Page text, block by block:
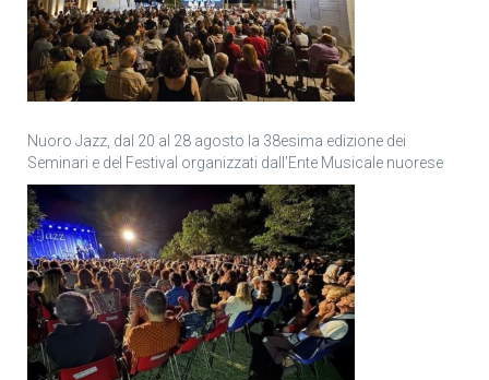
Nuoro Jazz, dal 20 al 28 agosto la 38esima edizione dei
Seminari e del Festival organizzati dall’Ente Musicale nuorese